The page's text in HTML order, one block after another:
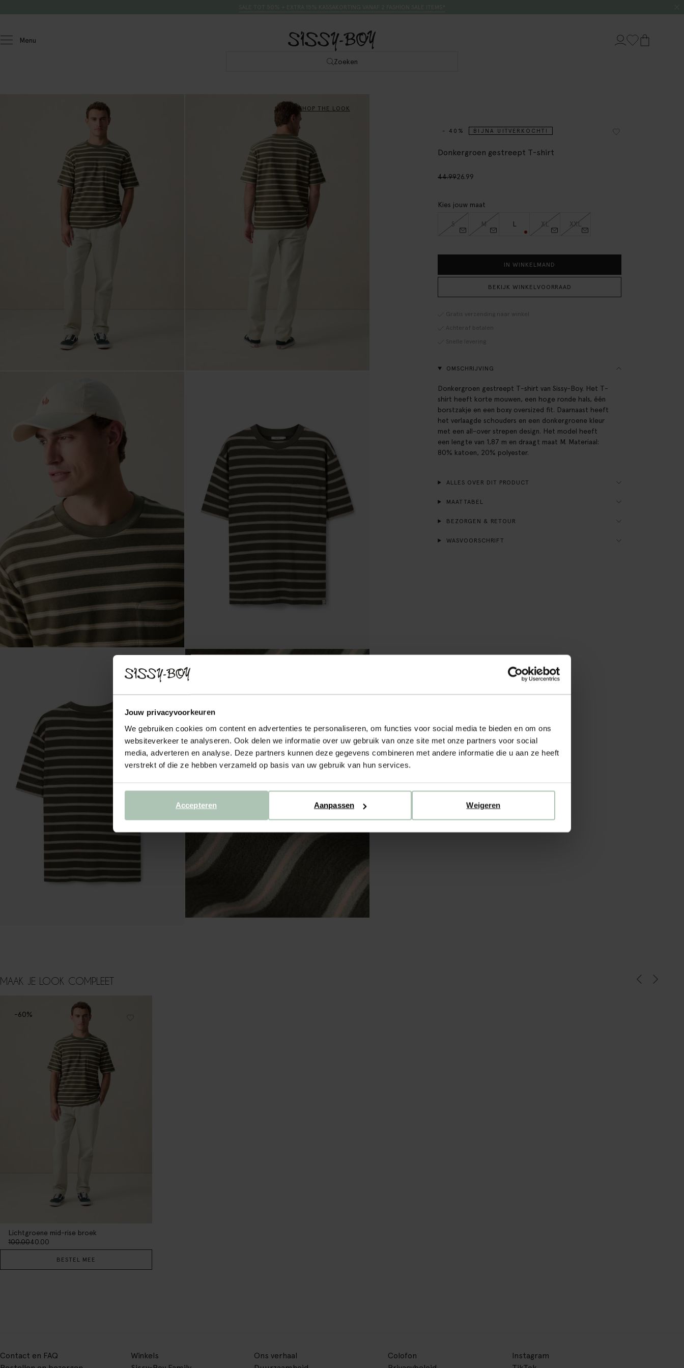
Jouw privacyvoorkeuren
We gebruiken cookies om content en advertenties te personaliseren, om functies voor social media te bieden en om ons
websiteverkeer te analyseren. Ook delen we informatie over uw gebruik van onze site met onze partners voor social
media, adverteren en analyse. Deze partners kunnen deze gegevens combineren met andere informatie die u aan ze heeft
verstrekt of die ze hebben verzameld op basis van uw gebruik van hun services.
Weigeren
Aanpassen
Accepteren
Menu
Zoeken
SHOP THE LOOK
- 40% BIJNA UITVERKOCHT!
Donkergroen gestreept T-shirt
44.9926.99
Kies jouw maat
S M L XL XXL
IN WINKELMAND
BEKIJK WINKELVOORRAAD
Gratis verzending naar winkel
Achteraf betalen
Snelle levering
OMSCHRIJVING
Donkergroen gestreept T-shirt van Sissy-Boy. Het T-
shirt heeft korte mouwen, een hoge ronde hals, één
borstzakje en een boxy oversized fit. Daarnaast heeft
het verlaagde schouders en een donkergroene kleur
met een all-over strepen design. Het model heeft
een lengte van 1,87 m en draagt maat M. Materiaal:
80% katoen, 20% polyester.
ALLES OVER DIT PRODUCT
MAATTABEL
BEZORGEN & RETOUR
WASVOORSCHRIFT
MAAK JE LOOK COMPLEET
Lichtgroene mid-rise broek
100.0040.00
-60%
BESTEL MEE
Contact en FAQ
Winkels
Ons verhaal
Colofon
Instagram